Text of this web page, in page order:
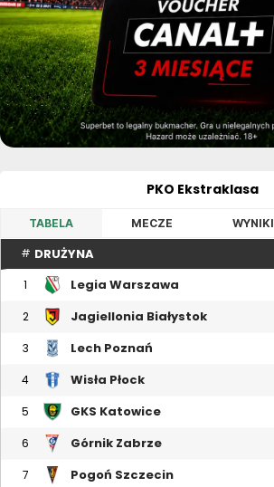
PKO Ekstraklasa
TABELA MECZE WYNIKI
# DRUŻYNA
1 Legia Warszawa
2 Jagiellonia Białystok
3 Lech Poznań
4 Wisła Płock
5 GKS Katowice
6 Górnik Zabrze
7 Pogoń Szczecin